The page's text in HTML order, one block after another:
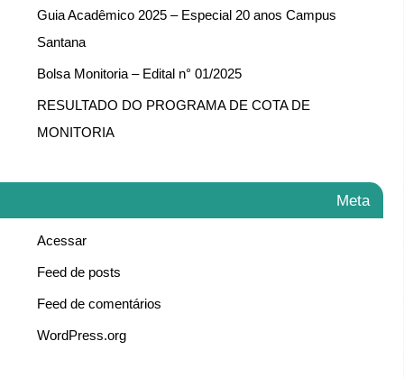
Guia Acadêmico 2025 – Especial 20 anos Campus
Santana
Bolsa Monitoria – Edital n° 01/2025
RESULTADO DO PROGRAMA DE COTA DE
MONITORIA
Meta
Acessar
Feed de posts
Feed de comentários
WordPress.org